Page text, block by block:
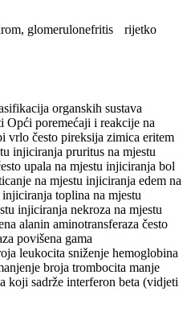
glomerulonefritis rijetko
organskih sustava
Opći poremećaji i reakcije na
vrlo često pireksija zimica eritem
injiciranja pruritus na mjestu
upala na mjestu injiciranja bol
na mjestu injiciranja edem na
toplina na mjestu
injiciranja nekroza na mjestu
alanin aminotransferaza često
povišena gama
leukocita sniženje hemoglobina
broja trombocita manje
koji sadrže interferon beta (vidjeti